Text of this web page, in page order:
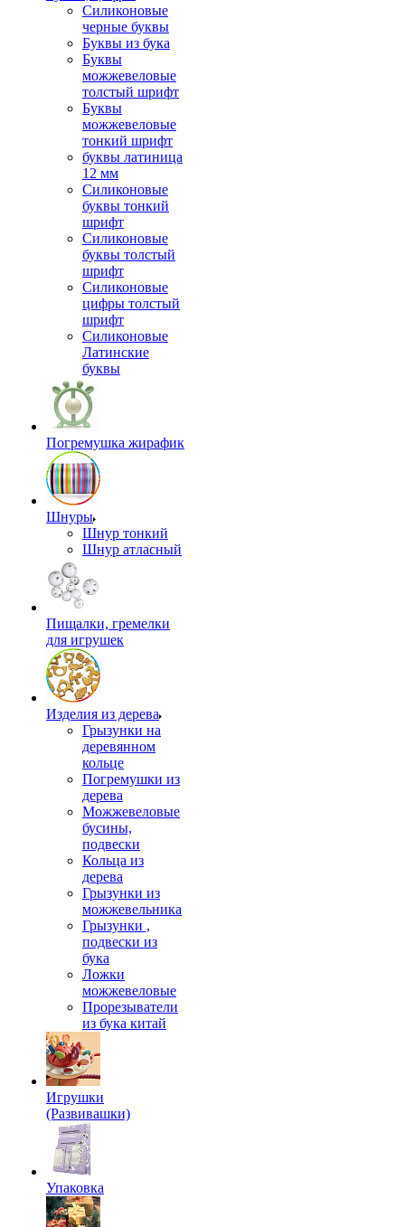
Силиконовые
черные буквы
Буквы из бука
Буквы
можжевеловые
толстый шрифт
Буквы
можжевеловые
тонкий шрифт
буквы латиница
12 мм
Силиконовые
буквы тонкий
шрифт
Силиконовые
буквы толстый
шрифт
Силиконовые
цифры толстый
шрифт
Силиконовые
Латинские
буквы
Погремушка жирафик
Шнуры
Шнур тонкий
Шнур атласный
Пищалки, гремелки
для игрушек
Изделия из дерева
Грызунки на
деревянном
кольце
Погремушки из
дерева
Можжевеловые
бусины,
подвески
Кольца из
дерева
Грызунки из
можжевельника
Грызунки ,
подвески из
бука
Ложки
можжевеловые
Прорезыватели
из бука китай
Игрушки
(Развивашки)
Упаковка